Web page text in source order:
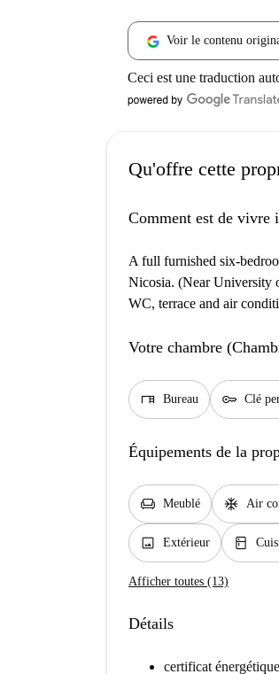
Voir le contenu
Ceci est une traduction
Qu'offre cette
Comment est de vivre
A full furnished six-
Nicosia. (Near University
WC, terrace and air
Votre chambre
desk Bureau key Clé
Équipements de la
chair Meublé ac_unit Air
image Extérieur kitchen
Afficher toutes (13)
Détails
certificat énergétique